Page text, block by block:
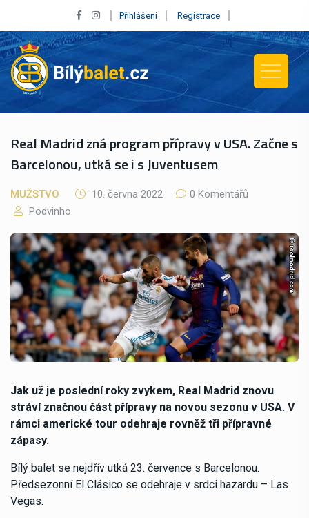
Přihlášení Registrace
Real Madrid zná program přípravy v USA. Začne s
Barcelonou, utká se i s Juventusem
MUŽSTVO 10. června 2022
0 Komentářů
Podvinho
Jak už je poslední roky zvykem, Real Madrid znovu
stráví značnou část přípravy na novou sezonu v USA. V
rámci americké tour odehraje rovněž tři přípravné
zápasy.
Bílý balet se nejdřív utká 23. července s Barcelonou.
Předsezonní El Clásico se odehraje v srdci hazardu – Las
Vegas.